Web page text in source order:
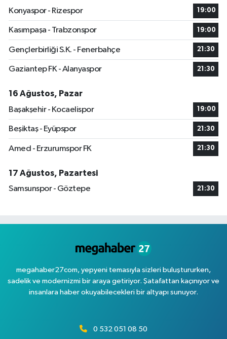
Konyaspor - Rizespor
19:00
Kasımpaşa - Trabzonspor 19:00
Gençlerbirliği S.K. - Fenerbahçe 21:30
Gaziantep FK - Alanyaspor 21:30
16 Ağustos, Pazar
Başakşehir - Kocaelispor
19:00
Beşiktaş - Eyüpspor 21:30
Amed - Erzurumspor FK 21:30
17 Ağustos, Pazartesi
Samsunspor - Göztepe
21:30
megahaber27com, yepyeni temasıyla sizleri buluştururken,
sadelik ve modernizmi bir araya getiriyor. Şatafattan kaçınıyor ve
insanlara haber okuyabilecekleri bir altyapı sunuyor.
0 532 051 08 50